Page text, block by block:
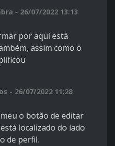
- 26/07/2022 13:13
por aqui está
assim como o
- 26/07/2022 11:28
o botão de editar
localizado do lado
de perfil.